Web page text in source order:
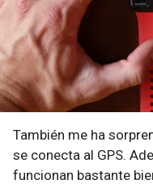
También me ha
se conecta al GPS.
funcionan bastante